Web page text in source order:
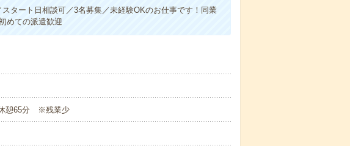
タート日相談可／3名募集／未経験OKのお仕事です！同業
めての派遣歓迎
休憩65分 ※残業少